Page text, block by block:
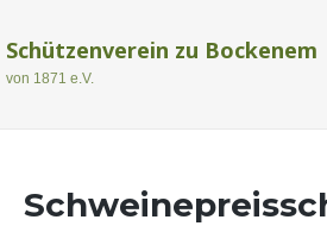
Schützenverein zu Bockenem
von 1871 e.V.